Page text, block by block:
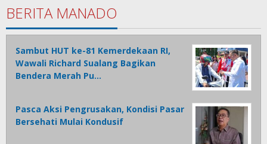
BERITA MANADO
Sambut HUT ke-81 Kemerdekaan RI,
Wawali Richard Sualang Bagikan
Bendera Merah Pu…
Pasca Aksi Pengrusakan, Kondisi Pasar
Bersehati Mulai Kondusif